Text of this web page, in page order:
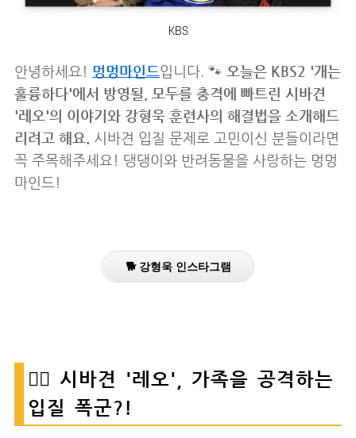
KBS
안녕하세요! 멍멍마인드입니다. 🐾 오늘은 KBS2 '개는
훌륭하다'에서 방영될, 모두를 충격에 빠트린 시바견
'레오'의 이야기와 강형욱 훈련사의 해결법을 소개해드
리려고 해요. 시바견 입질 문제로 고민이신 분들이라면
꼭 주목해주세요! 댕댕이와 반려동물을 사랑하는 멍멍
마인드!
🐕 강형욱 인스타그램
🐕‍🦺 시바견 '레오', 가족을 공격하는
입질 폭군?!